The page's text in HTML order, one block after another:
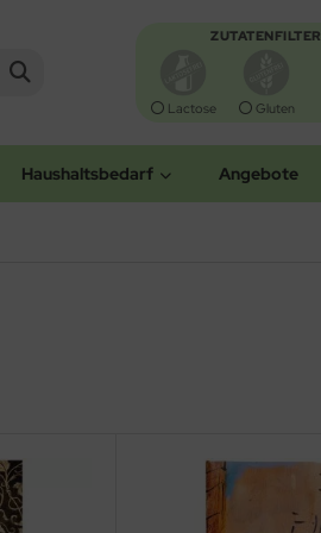
ZUTATENFILTER
Lactose Gluten
Haushaltsbedarf Angebote